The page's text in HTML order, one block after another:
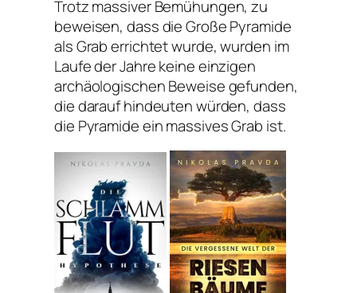
Trotz massiver Bemühungen, zu
beweisen, dass die Große Pyramide
als Grab errichtet wurde, wurden im
Laufe der Jahre keine einzigen
archäologischen Beweise gefunden,
die darauf hindeuten würden, dass
die Pyramide ein massives Grab ist.